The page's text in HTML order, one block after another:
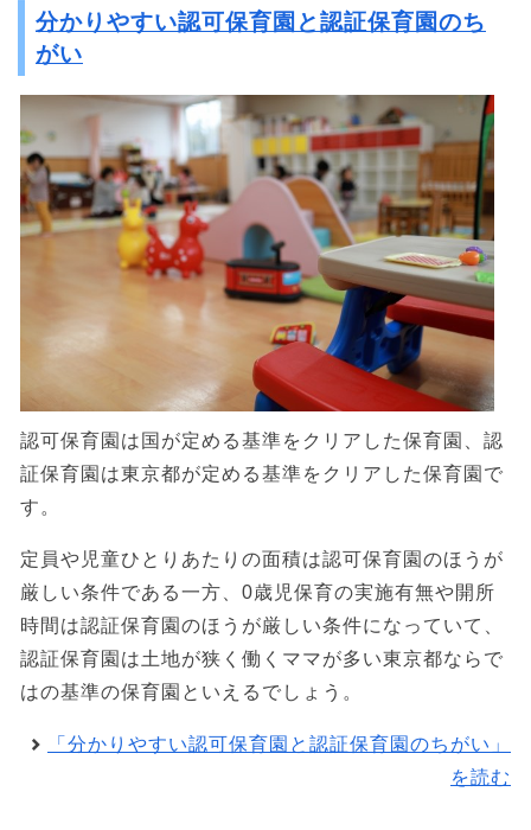
分かりやすい認可保育園と認証保育園のち
がい
認可保育園は国が定める基準をクリアした保育園、認
証保育園は東京都が定める基準をクリアした保育園で
す。
定員や児童ひとりあたりの面積は認可保育園のほうが
厳しい条件である一方、0歳児保育の実施有無や開所
時間は認証保育園のほうが厳しい条件になっていて、
認証保育園は土地が狭く働くママが多い東京都ならで
はの基準の保育園といえるでしょう。
「分かりやすい認可保育園と認証保育園のちがい」
を読む